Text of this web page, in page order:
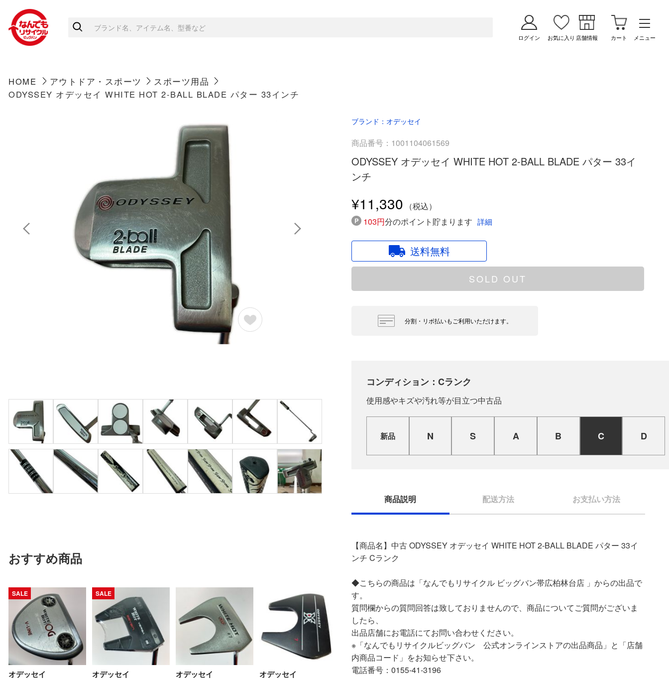
ログイン お気に入り 店舗情報 カート メニュー
HOME アウトドア・スポーツ
スポーツ用品
ODYSSEY オデッセイ WHITE HOT 2-BALL BLADE パター 33インチ
おすすめ商品
SALE
オデッセイ
SALE
オデッセイ オデッセイ オデッセイ
ブランド：オデッセイ
商品番号：1001104061569
ODYSSEY オデッセイ WHITE HOT 2-BALL BLADE パター 33イ
ンチ
¥11,330
103円分のポイント貯まります 詳細
送料無料
SOLD OUT
分割・リボ払いもご利用いただけます。
コンディション：Cランク
使用感やキズや汚れ等が目立つ中古品
新品 N S A B C D
商品説明 配送方法 お支払い方法
【商品名】中古 ODYSSEY オデッセイ WHITE HOT 2-BALL BLADE パター 33イ
ンチ Cランク
◆こちらの商品は「なんでもリサイクル ビッグバン帯広柏林台店 」からの出品で
す。
質問欄からの質問回答は致しておりませんので、商品についてご質問がございま
したら、
出品店舗にお電話にてお問い合わせください。
※「なんでもリサイクルビッグバン 公式オンラインストアの出品商品」と「店舗
内商品コード」をお知らせ下さい。
電話番号：0155-41-3196